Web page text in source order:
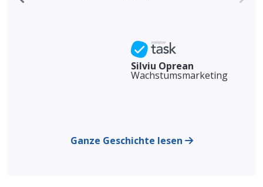
Silviu Oprean
Wachstumsmarketing
Ganze Geschichte lesen